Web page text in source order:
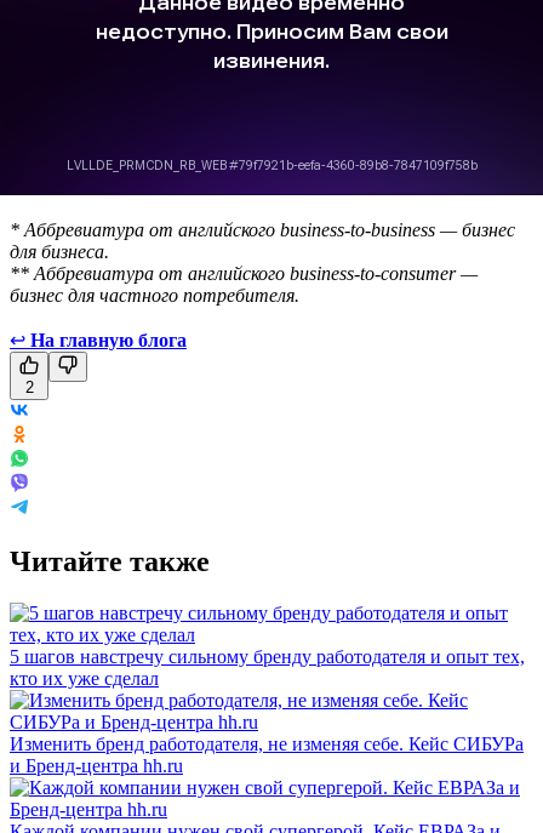
* Аббревиатура от английского business-to-business — бизнес
для бизнеса.
** Аббревиатура от английского business-to-consumer —
бизнес для частного потребителя.
↩ На главную блога
2
Читайте также
5 шагов навстречу сильному бренду работодателя и опыт тех,
кто их уже сделал
Изменить бренд работодателя, не изменяя себе. Кейс СИБУРа
и Бренд-центра hh.ru